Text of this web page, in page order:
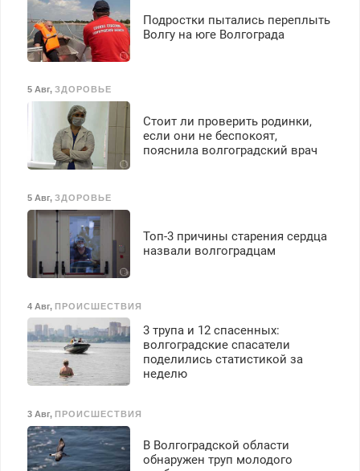
Подростки пытались переплыть
Волгу на юге Волгограда
5 Авг, ЗДОРОВЬЕ
Стоит ли проверить родинки,
если они не беспокоят,
пояснила волгоградский врач
5 Авг, ЗДОРОВЬЕ
Топ-3 причины старения сердца
назвали волгоградцам
4 Авг, ПРОИСШЕСТВИЯ
3 трупа и 12 спасенных:
волгоградские спасатели
поделились статистикой за
неделю
3 Авг, ПРОИСШЕСТВИЯ
В Волгоградской области
обнаружен труп молодого